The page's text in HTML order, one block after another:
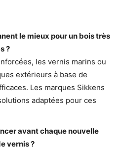
le mieux pour un bois très
?
les vernis marins ou
extérieurs à base de
Les marques Sikkens
adaptées pour ces
avant chaque nouvelle
vernis ?